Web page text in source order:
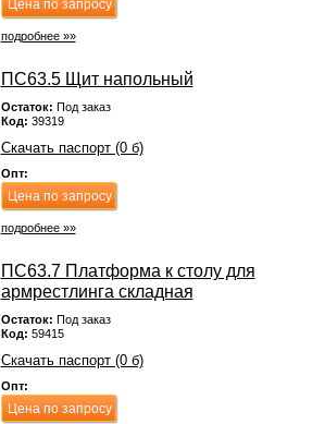
Цена по запросу
подробнее »»
ПС63.5 Щит напольный
Остаток: Под заказ
Код: 39319
Скачать паспорт (0 б)
Опт:
Цена по запросу
подробнее »»
ПС63.7 Платформа к столу для
армрестлинга складная
Остаток: Под заказ
Код: 59415
Скачать паспорт (0 б)
Опт:
Цена по запросу